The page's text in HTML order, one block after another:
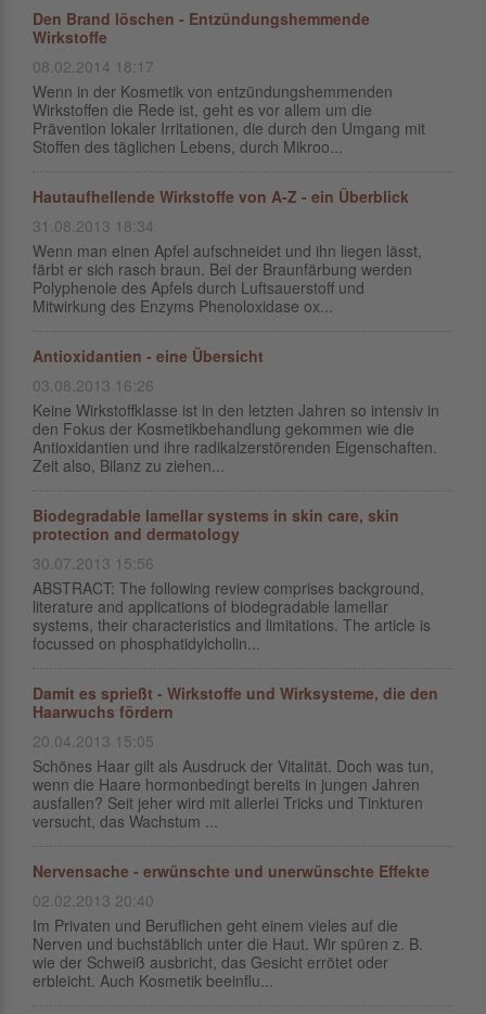
Den Brand löschen - Entzündungshemmende
Wirkstoffe
08.02.2014 18:17
Wenn in der Kosmetik von entzündungshemmenden
Wirkstoffen die Rede ist, geht es vor allem um die
Prävention lokaler Irritationen, die durch den Umgang mit
Stoffen des täglichen Lebens, durch Mikroo...
Hautaufhellende Wirkstoffe von A-Z - ein Überblick
31.08.2013 18:34
Wenn man einen Apfel aufschneidet und ihn liegen lässt,
färbt er sich rasch braun. Bei der Braunfärbung werden
Polyphenole des Apfels durch Luftsauerstoff und
Mitwirkung des Enzyms Phenoloxidase ox...
Antioxidantien - eine Übersicht
03.08.2013 16:26
Keine Wirkstoffklasse ist in den letzten Jahren so intensiv in
den Fokus der Kosmetikbehandlung gekommen wie die
Antioxidantien und ihre radikalzerstörenden Eigenschaften.
Zeit also, Bilanz zu ziehen...
Biodegradable lamellar systems in skin care, skin
protection and dermatology
30.07.2013 15:56
ABSTRACT: The following review comprises background,
literature and applications of biodegradable lamellar
systems, their characteristics and limitations. The article is
focussed on phosphatidylcholin...
Damit es sprießt - Wirkstoffe und Wirksysteme, die den
Haarwuchs fördern
20.04.2013 15:05
Schönes Haar gilt als Ausdruck der Vitalität. Doch was tun,
wenn die Haare hormonbedingt bereits in jungen Jahren
ausfallen? Seit jeher wird mit allerlei Tricks und Tinkturen
versucht, das Wachstum ...
Nervensache - erwünschte und unerwünschte Effekte
02.02.2013 20:40
Im Privaten und Beruflichen geht einem vieles auf die
Nerven und buchstäblich unter die Haut. Wir spüren z. B.
wie der Schweiß ausbricht, das Gesicht errötet oder
erbleicht. Auch Kosmetik beeinflu...